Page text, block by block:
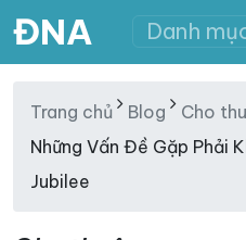
ĐNA Danh
Trang chủ Blog
Cho
Những Vấn Đề Gặp Phải
Jubilee